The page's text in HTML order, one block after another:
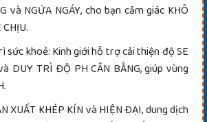
và NGỨA NGÁY, cho bạn cảm giác KHÔ
sức khoẻ: Kinh giới hỗ trợ cải thiện độ SE
DUY TRÌ ĐỘ PH CÂN BẰNG, giúp vùng
XUẤT KHÉP KÍN và HIỆN ĐẠI, dung dịch